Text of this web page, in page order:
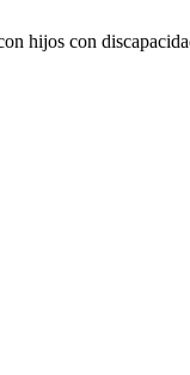
hijos con